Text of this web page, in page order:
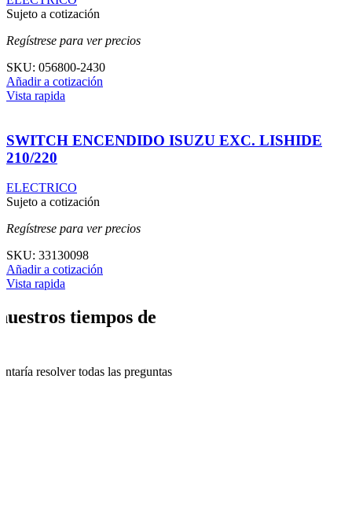
Sujeto a cotización
Regístrese para ver precios
SKU: 056800-2430
Añadir a cotización
Vista rapida
SWITCH ENCENDIDO ISUZU EXC. LISHIDE
210/220
ELECTRICO
Sujeto a cotización
Regístrese para ver precios
SKU: 33130098
Añadir a cotización
Vista rapida
tiempos de
resolver todas las preguntas